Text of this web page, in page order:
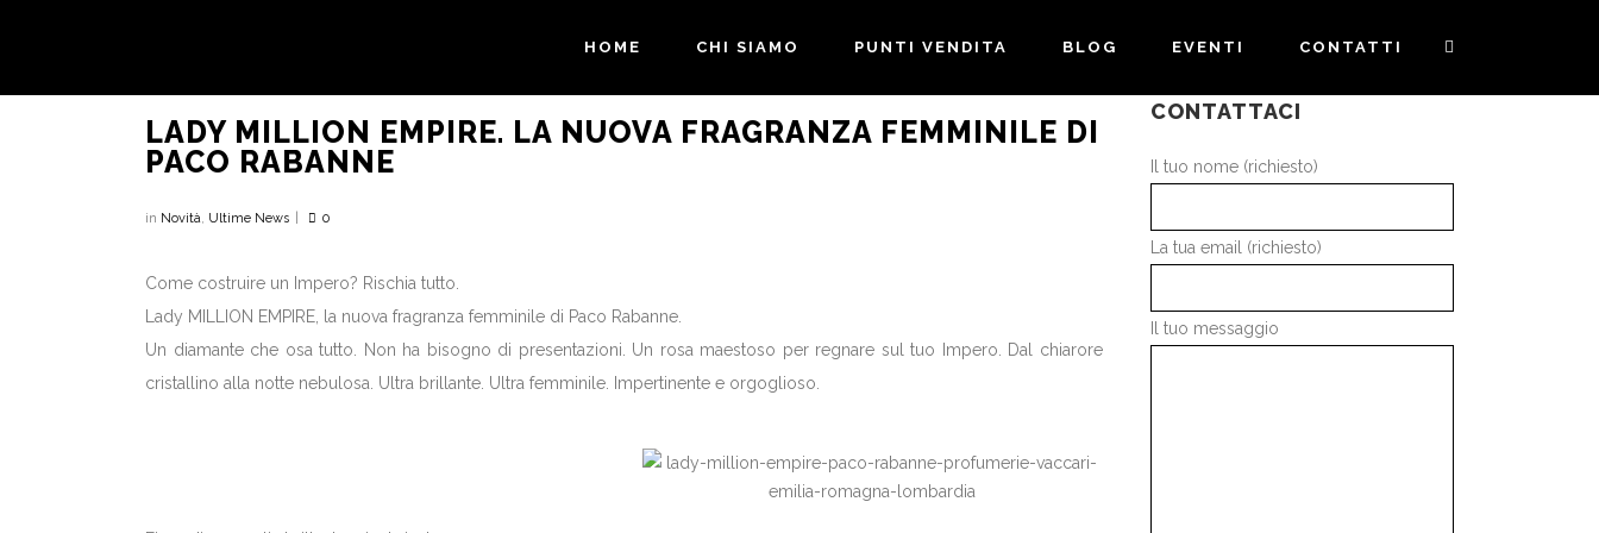
HOME CHI SIAMO PUNTI VENDITA BLOG EVENTI CONTATTI
LADY MILLION EMPIRE. LA NUOVA FRAGRANZA FEMMINILE DI
PACO RABANNE
in Novità, Ultime News 0
Come costruire un Impero? Rischia tutto.
Lady MILLION EMPIRE, la nuova fragranza femminile di Paco Rabanne.
Un diamante che osa tutto. Non ha bisogno di presentazioni. Un rosa maestoso per regnare sul tuo Impero. Dal chiarore
cristallino alla notte nebulosa. Ultra brillante. Ultra femminile. Impertinente e orgoglioso.
CONTATTACI
Il tuo nome (richiesto)
La tua email (richiesto)
Il tuo messaggio